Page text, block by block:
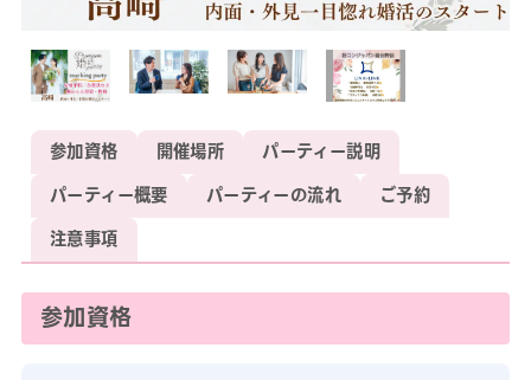
参加資格 開催場所
パーティー説明
パーティー概要
パーティーの流れ
ご予約
注意事項
参加資格